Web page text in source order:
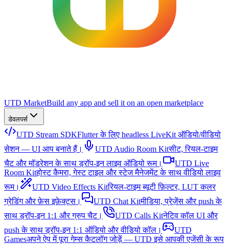
UTD MarketBuild any app and sell it on an open marketplace
डेवलपर्स
UTD Stream SDKFlutter के लिए headless LiveKit ऑडियो/वीडियो
सेशन — UI आप बनाते हैं।
UTD Audio Room Kitसीट, रियल-टाइम
चैट और मॉडरेशन के साथ ड्रॉप-इन लाइव ऑडियो रूम।
UTD Live
Room Kitहोस्ट कैमरा, गेस्ट टाइल और स्टेज मैनेजमेंट के साथ वीडियो लाइव
रूम।
UTD Video Effects Kitरियल-टाइम ब्यूटी फ़िल्टर, LUT कलर
ग्रेडिंग और फ़ेस इफ़ेक्ट्स।
UTD Chat Kitमीडिया, प्रेज़ेंस और push के
साथ ड्रॉप-इन 1:1 और ग्रुप चैट।
UTD Calls Kitनेटिव कॉल UI और
push के साथ ड्रॉप-इन 1:1 ऑडियो और वीडियो कॉल।
UTD
Gamesअपने ऐप में पूरा गेम्स कैटलॉग जोड़ें — UTD इसे आपकी एजेंसी के रूप